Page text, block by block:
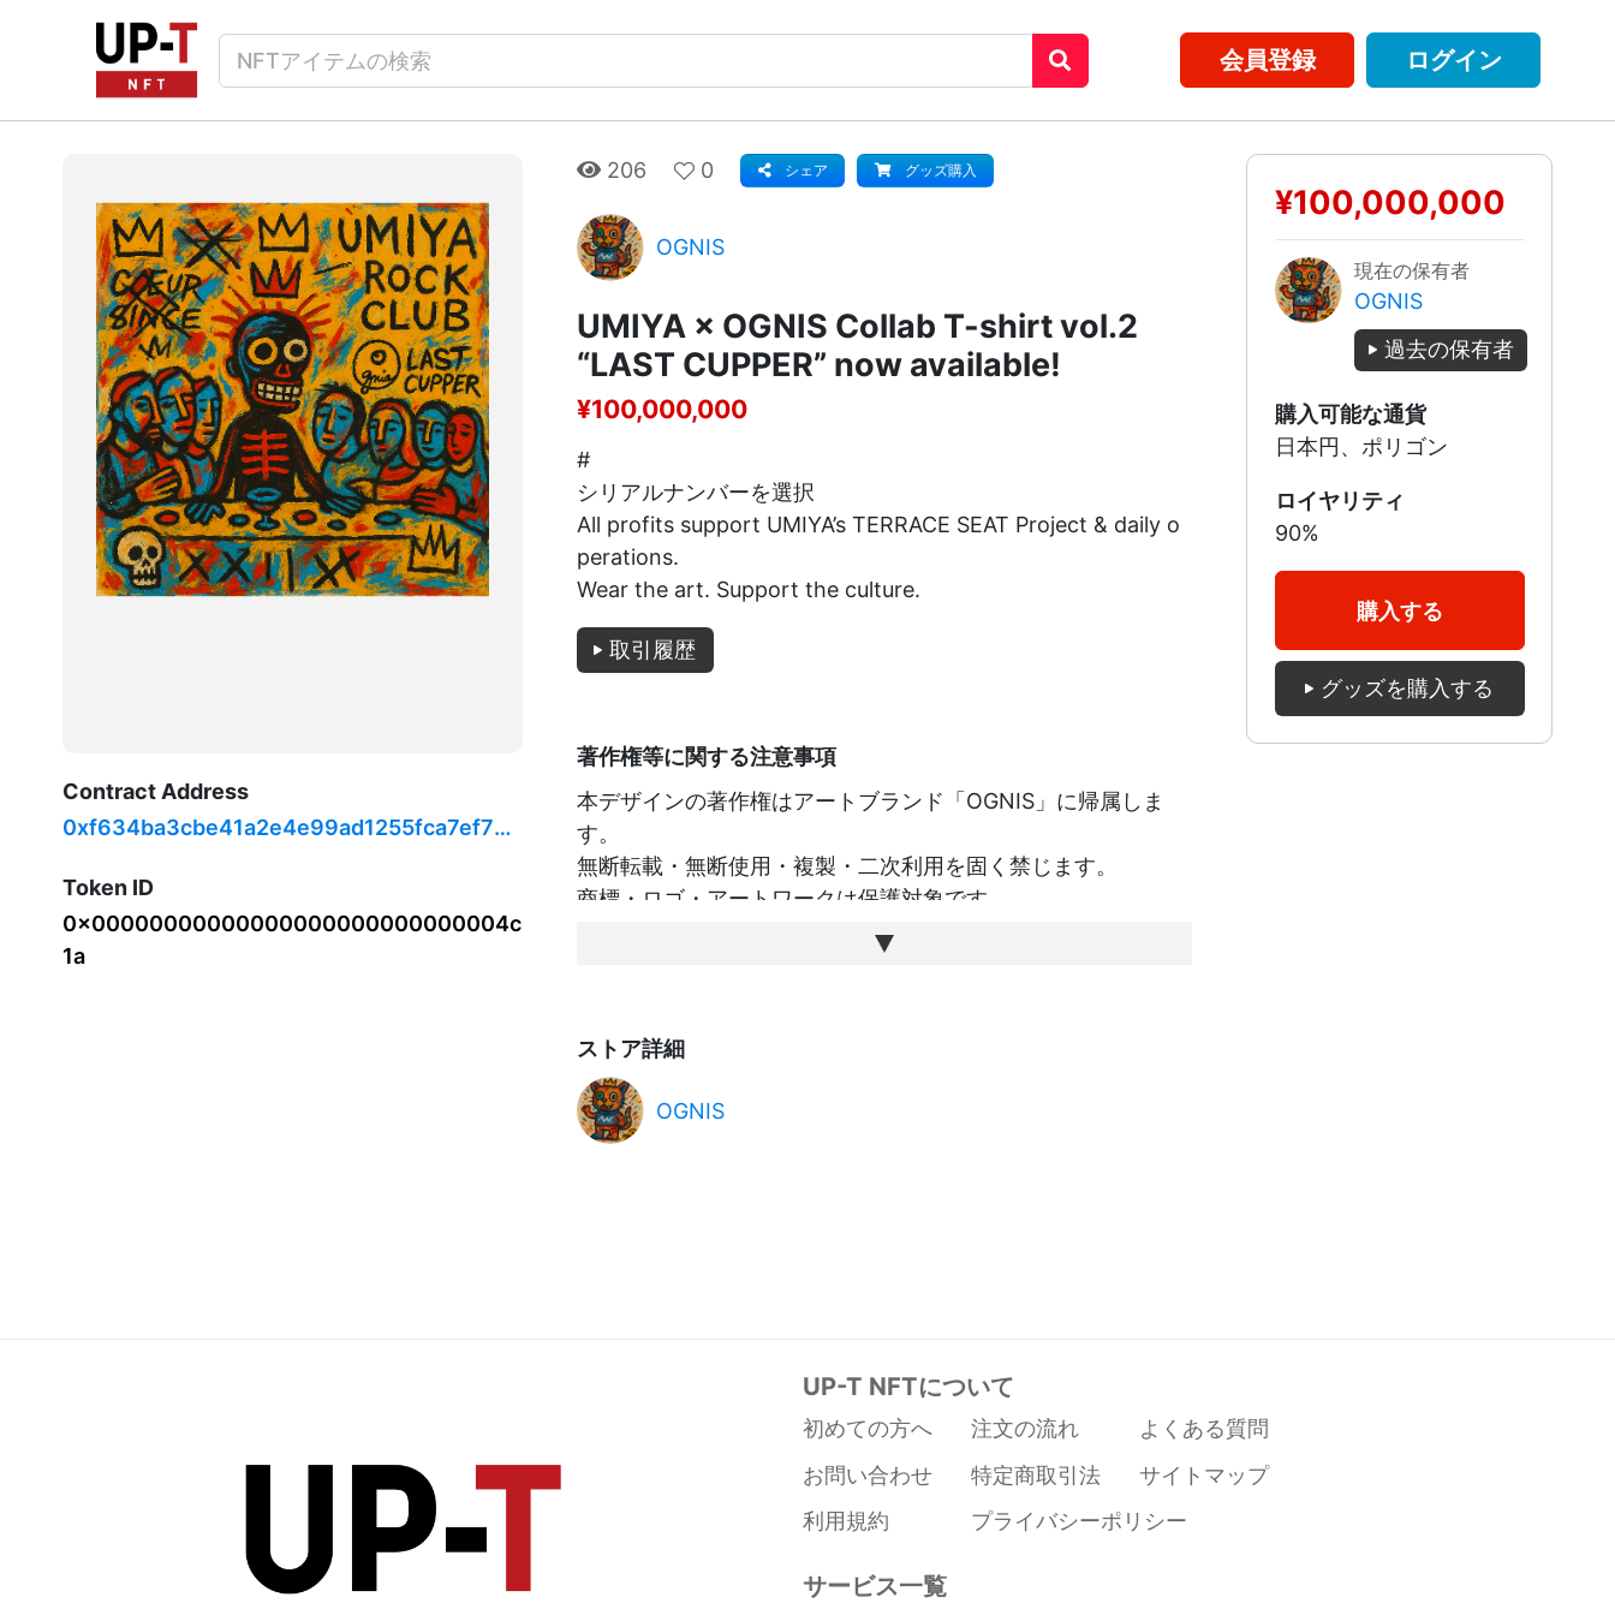
会員登録 ログイン
Contract Address
0xf634ba3cbe41a2e4e99ad1255fca7ef71c
Token ID
0x00000000000000000000000000004c
1a
206 0 シェア グッズ購入
OGNIS
UMIYA × OGNIS Collab T-shirt vol.2
“LAST CUPPER” now available!
¥100,000,000
#
シリアルナンバーを選択
All profits support UMIYA’s TERRACE SEAT Project & daily o
perations.
Wear the art. Support the culture.
取引履歴
著作権等に関する注意事項
本デザインの著作権はアートブランド「OGNIS」に帰属しま
す。
無断転載・無断使用・複製・二次利用を固く禁じます。
商標・ロゴ・アートワークは保護対象です。
ストア詳細
OGNIS
¥100,000,000
現在の保有者
OGNIS
過去の保有者
購入可能な通貨
日本円、ポリゴン
ロイヤリティ
90%
購入する
グッズを購入する
UP-T NFTについて
初めての方へ 注文の流れ
よくある質問
お問い合わせ
特定商取引法
サイトマップ
利用規約
プライバシーポリシー
サービス一覧